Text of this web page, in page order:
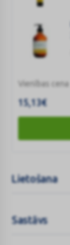
Vienības cena
15,13€
Lietošana
Sastāvs